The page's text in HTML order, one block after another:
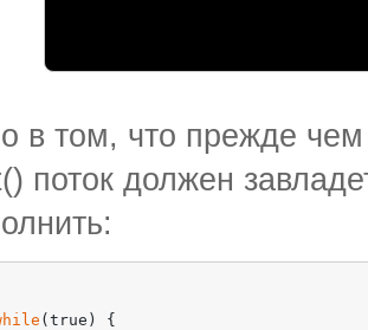
в том, что прежде
поток должен
(true) {